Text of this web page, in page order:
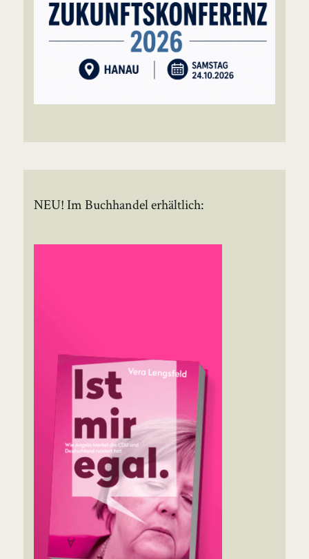
NEU! Im Buchhandel erhältlich: